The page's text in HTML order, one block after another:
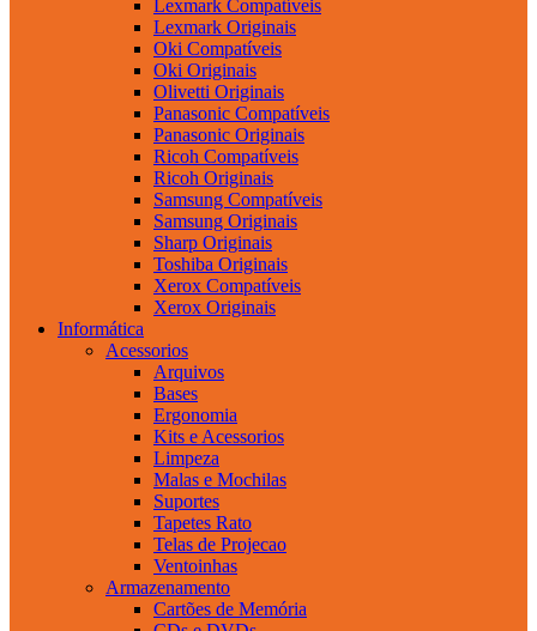
Lexmark Compatíveis
Lexmark Originais
Oki Compatíveis
Oki Originais
Olivetti Originais
Panasonic Compatíveis
Panasonic Originais
Ricoh Compatíveis
Ricoh Originais
Samsung Compatíveis
Samsung Originais
Sharp Originais
Toshiba Originais
Xerox Compatíveis
Xerox Originais
Informática
Acessorios
Arquivos
Bases
Ergonomia
Kits e Acessorios
Limpeza
Malas e Mochilas
Suportes
Tapetes Rato
Telas de Projecao
Ventoinhas
Armazenamento
Cartões de Memória